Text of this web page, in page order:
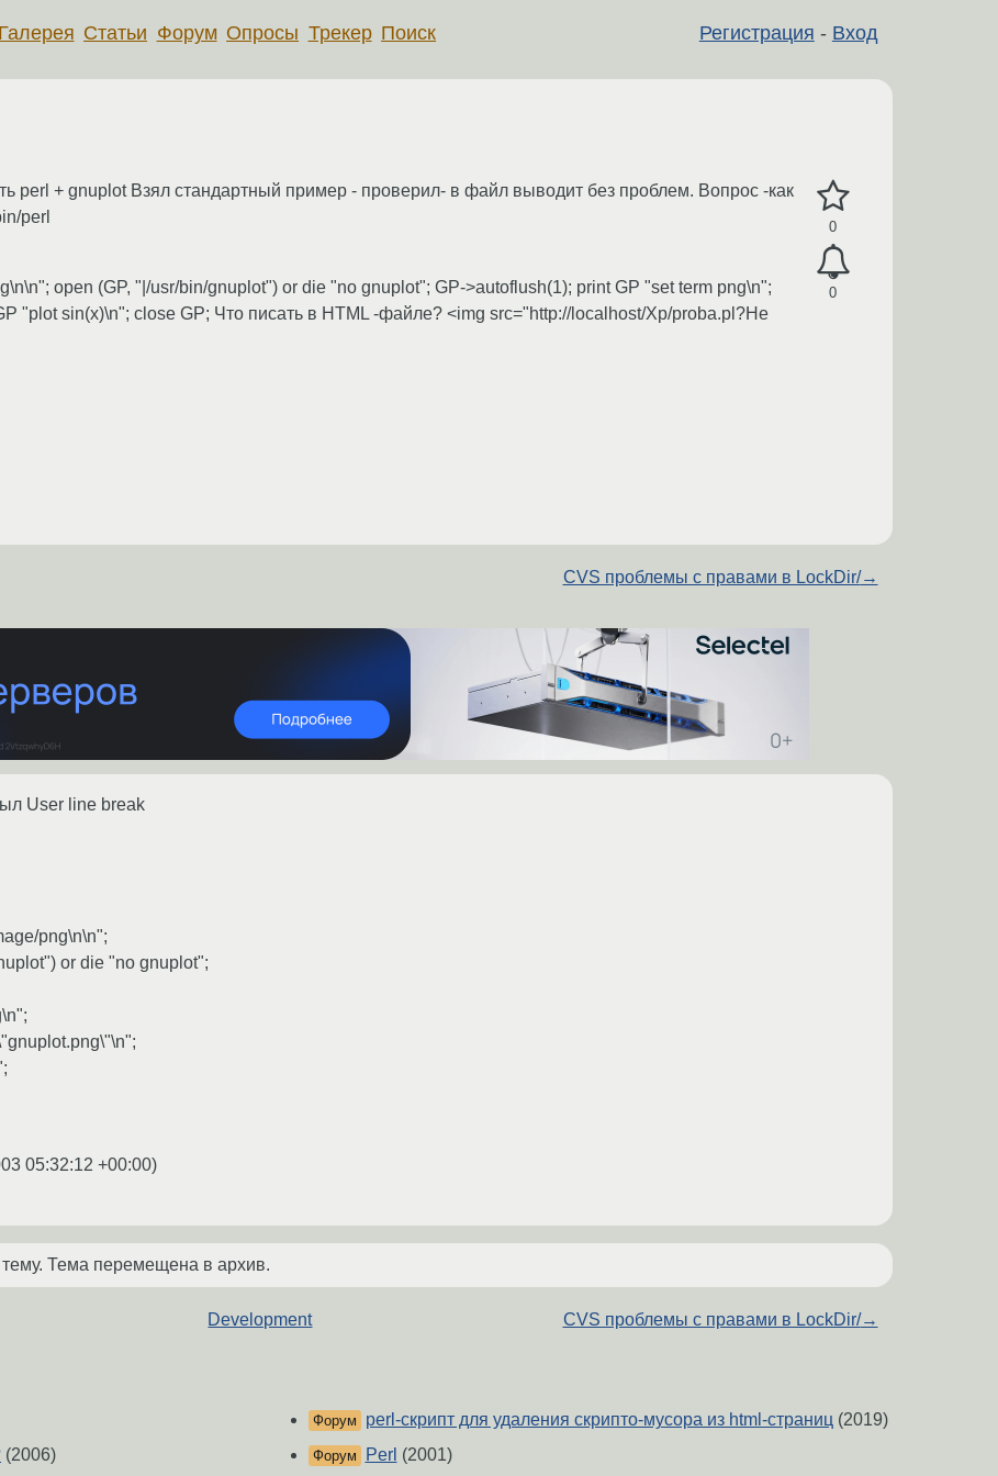
Регистрация - Вход
Галерея Статьи Форум Опросы Трекер Поиск
0
0
perl + gnuplot Взял стандартный пример - проверил- в файл выводит без проблем. Вопрос -как
perl
open (GP, "|/usr/bin/gnuplot") or die "no gnuplot"; GP->autoflush(1); print GP "set term png\n";
"plot sin(x)\n"; close GP; Что писать в HTML -файле? <img src="http://localhost/Xp/proba.pl?Не
CVS проблемы с правами в LockDir/→
User line break
png\n\n";
or die "no gnuplot";
05:32:12 +00:00)
Тема перемещена в архив.
Development CVS проблемы с правами в LockDir/→
(2006)
Форум perl-скрипт для удаления скрипто-мусора из html-страниц(2019)
Форум Perl (2001)